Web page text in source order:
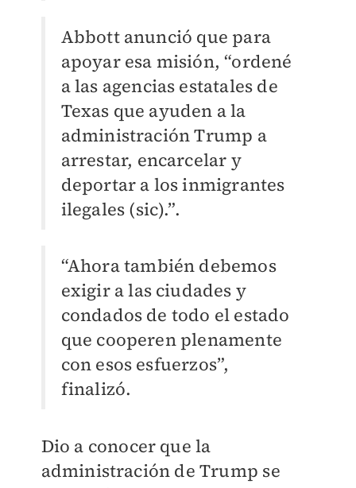
Abbott anunció que para
apoyar esa misión, “ordené
a las agencias estatales de
Texas que ayuden a la
administración Trump a
arrestar, encarcelar y
deportar a los inmigrantes
ilegales (sic).”.
“Ahora también debemos
exigir a las ciudades y
condados de todo el estado
que cooperen plenamente
con esos esfuerzos”,
finalizó.
Dio a conocer que la
administración de Trump se